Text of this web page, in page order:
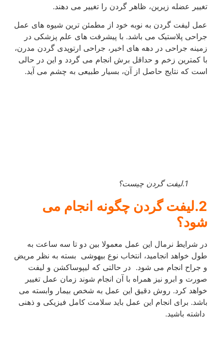
تغییر عضله زیرین، ظاهر گردن را تغییر می دهند.
عمل لیفت گردن به نوبه خود از مطمئن ترین شیوه های عمل
جراحی پلاستیک می باشد. با پیشرفت های علم پزشکی در
زمینه جراحی در دهه های اخیر، جراحی ارتوپدی گردن مدرن،
با کمترین زخم و حداقل برش انجام می گردد و این در حالی
است که نتایج حاصل از آن، بسیار طبیعی به چشم می آید.
1.لیفت گردن چیست؟
2.لیفت گردن چگونه انجام می
شود؟
در شرایط نرمال این عمل معمولا بین دو تا سه ساعت به
طول خواهد انجامید، انتخاب نوع بیهوشی بسته به نظر مریض
و جراح انجام می شود. در حالتی که لیپوساکشن و لیفت
صورت و ابرو نیز همراه با آن انجام شوند زمان عمل تغییر
خواهد کرد. روش دقیق این عمل به شخص بیمار وابسته می
باشد. برای انجام این عمل باید سلامت کامل فیزیکی و ذهنی
داشته باشید.